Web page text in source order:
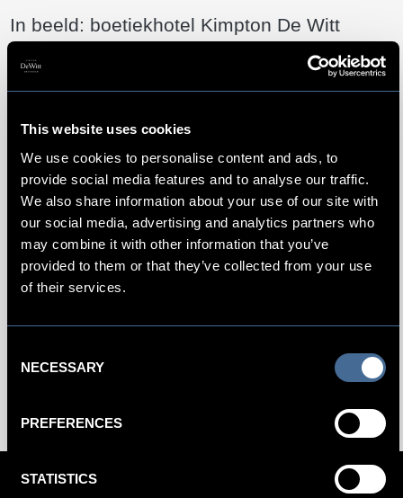
This website uses cookies
We use cookies to personalise content and ads, to
provide social media features and to analyse our traffic.
We also share information about your use of our site with
our social media, advertising and analytics partners who
may combine it with other information that you’ve
provided to them or that they’ve collected from your use
of their services.
Selection
NECESSARY
PREFERENCES
STATISTICS
In beeld: boetiekhotel Kimpton De Witt
Amsterdam
Kimpton betuigt eer aan het rijke artistieke verleden en
schitterende heden van Amsterdam en brengt het beste van
deze stad samen: verfijnde sfeer, aantrekkelijke uitersten en
inclusieve intimiteit. Maak een fotowandeling door ons
hotel, waar authentieke Nederlandse architectuur en
weelderige, gelaagde details samenkomen in Kimptons
gebruik #KimptonDeWitt.
NIEUWEZIJDS VOORBURGWAL 5, 1012 RC AMSTERDAM,